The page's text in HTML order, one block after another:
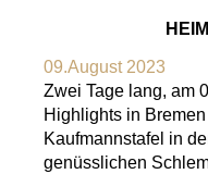
09.August 2023
Zwei Tage lang, am
Highlights in
Kaufmannstafel in
genüsslichen